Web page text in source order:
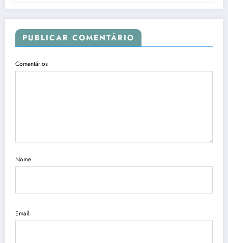
PUBLICAR COMENTÁRIO
Comentários
Nome
Email